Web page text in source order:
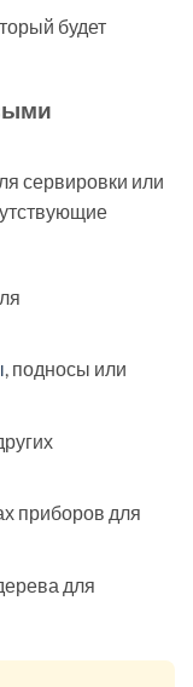
будет
сервировки или
, подносы или
приборов для
для